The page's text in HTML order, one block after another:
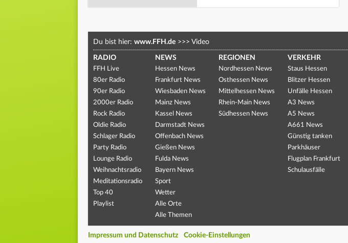
Du bist hier: www.FFH.de >>> Video
RADIO
FFH Live
80er Radio
90er Radio
2000er Radio
Rock Radio
Oldie Radio
Schlager Radio
Party Radio
Lounge Radio
Weihnachtsradio
Meditationsradio
Top 40
Playlist
NEWS
Hessen News
Frankfurt News
Wiesbaden News
Mainz News
Kassel News
Darmstadt News
Offenbach News
Gießen News
Fulda News
Bayern News
Sport
Wetter
Alle Orte
Alle Themen
REGIONEN
Nordhessen News
Osthessen News
Mittelhessen News
Rhein-Main News
Südhessen News
VERKEHR
Staus Hessen
Blitzer Hessen
Unfälle Hessen
A3 News
A5 News
A661 News
Günstig tanken
Parkhäuser
Flugplan Frankfurt
Schulausfälle
Impressum und Datenschutz Cookie-Einstellungen